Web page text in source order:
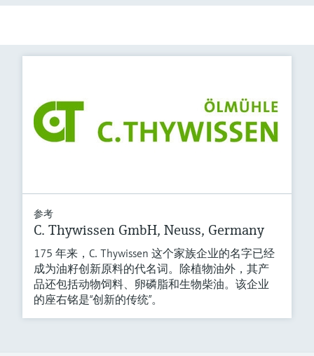
参考
C. Thywissen GmbH, Neuss, Germany
175 年来，C. Thywissen 这个家族企业的名字已经
成为油籽创新原料的代名词。除植物油外，其产
品还包括动物饲料、卵磷脂和生物柴油。该企业
的座右铭是“创新的传统”。